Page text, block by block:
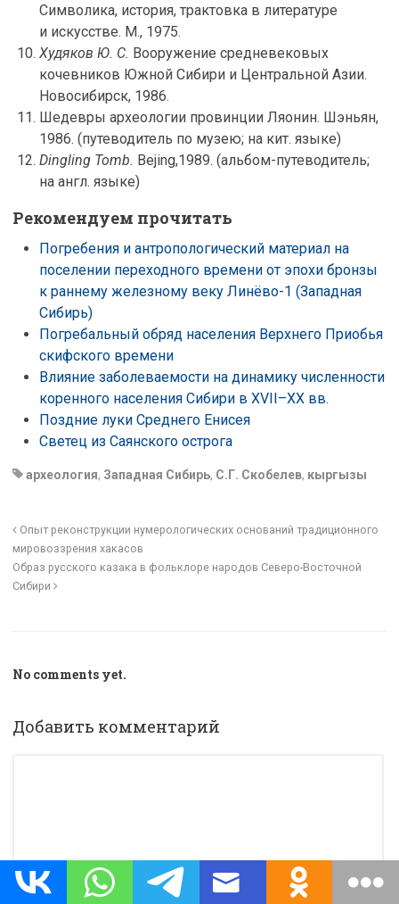
Символика, история, трактовка в литературе
и искусстве. М., 1975.
Худяков Ю. С. Вооружение средневековых
кочевников Южной Сибири и Центральной Азии.
Новосибирск, 1986.
Шедевры археологии провинции Ляонин. Шэньян,
1986. (путеводитель по музею; на кит. языке)
Dingling Tomb. Bejing,1989. (альбом-путеводитель;
на англ. языке)
Рекомендуем прочитать
Погребения и антропологический материал на
поселении переходного времени от эпохи бронзы
к раннему железному веку Линёво-1 (Западная
Сибирь)
Погребальный обряд населения Верхнего Приобья
скифского времени
Влияние заболеваемости на динамику численности
коренного населения Cибири в XVII–XX вв.
Поздние луки Среднего Енисея
Светец из Саянского острога
археология, Западная Сибирь, С.Г. Скобелев, кыргызы
Опыт реконструкции нумерологических оснований традиционного
мировоззрения хакасов
Образ русского казака в фольклоре народов Северо-Восточной
Сибири
No comments yet.
Добавить комментарий